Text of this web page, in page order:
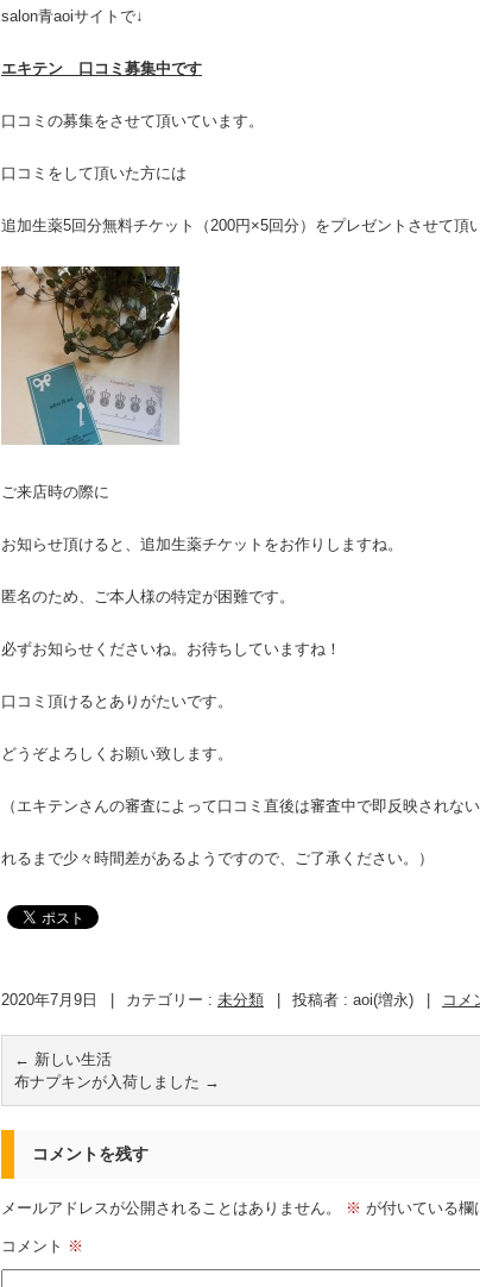
salon青aoiサイトで↓
エキテン 口コミ募集中です
口コミの募集をさせて頂いています。
口コミをして頂いた方には
追加生薬5回分無料チケット（200円×5回分）をプレゼントさせて頂
ご来店時の際に
お知らせ頂けると、追加生薬チケットをお作りしますね。
匿名のため、ご本人様の特定が困難です。
必ずお知らせくださいね。お待ちしていますね！
口コミ頂けるとありがたいです。
どうぞよろしくお願い致します。
（エキテンさんの審査によって口コミ直後は審査中で即反映されな
れるまで少々時間差があるようですので、ご了承ください。）
2020年7月9日 カテゴリー : 未分類 投稿者 : aoi(増永) コメ
← 新しい生活
布ナプキンが入荷しました →
コメントを残す
メールアドレスが公開されることはありません。 ※ が付いている欄
コメント ※